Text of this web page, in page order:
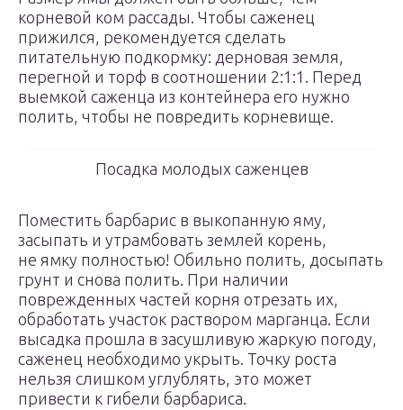
корневой ком рассады. Чтобы саженец
прижился, рекомендуется сделать
питательную подкормку: дерновая земля,
перегной и торф в соотношении 2:1:1. Перед
выемкой саженца из контейнера его нужно
полить, чтобы не повредить корневище.
Посадка молодых саженцев
Поместить барбарис в выкопанную яму,
засыпать и утрамбовать землей корень,
не ямку полностью! Обильно полить, досыпать
грунт и снова полить. При наличии
поврежденных частей корня отрезать их,
обработать участок раствором марганца. Если
высадка прошла в засушливую жаркую погоду,
саженец необходимо укрыть. Точку роста
нельзя слишком углублять, это может
привести к гибели барбариса.